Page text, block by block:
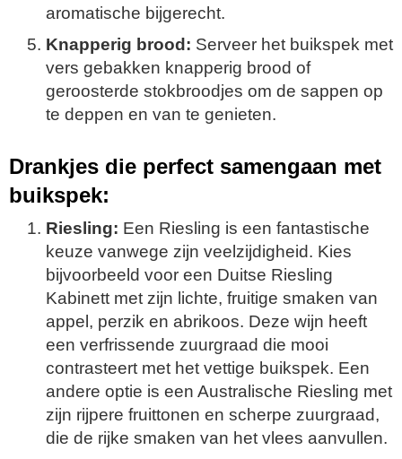
aromatische bijgerecht.
Knapperig brood: Serveer het buikspek met
vers gebakken knapperig brood of
geroosterde stokbroodjes om de sappen op
te deppen en van te genieten.
Drankjes die perfect samengaan met
buikspek:
Riesling: Een Riesling is een fantastische
keuze vanwege zijn veelzijdigheid. Kies
bijvoorbeeld voor een Duitse Riesling
Kabinett met zijn lichte, fruitige smaken van
appel, perzik en abrikoos. Deze wijn heeft
een verfrissende zuurgraad die mooi
contrasteert met het vettige buikspek. Een
andere optie is een Australische Riesling met
zijn rijpere fruittonen en scherpe zuurgraad,
die de rijke smaken van het vlees aanvullen.